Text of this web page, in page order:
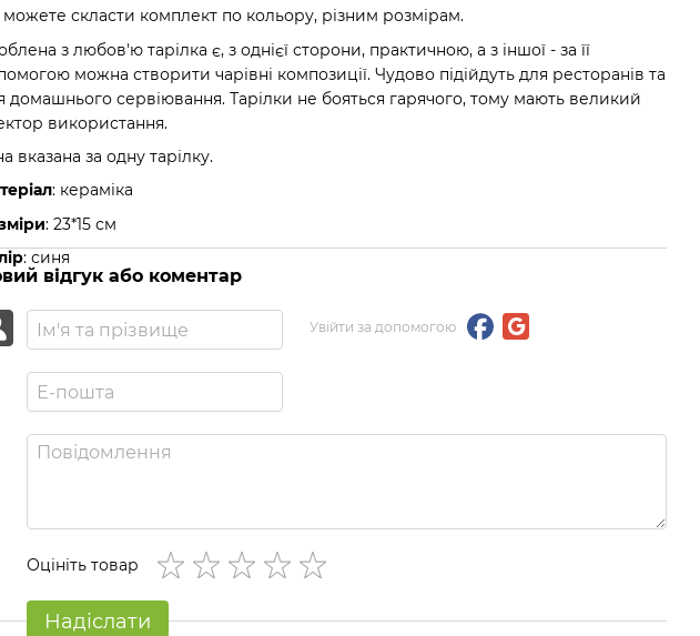
скласти комплект по кольору, різним розмірам.
з любов'ю тарілка є, з однієї сторони, практичною, а з іншої - за її
можна створити чарівні композиції. Чудово підійдуть для ресторанів та
домашнього сервіювання. Тарілки не бояться гарячого, тому мають великий
використання.
вказана за одну тарілку.
: кераміка
: 23*15 см
: синя
відгук або коментар
Увійти за допомогою
Оцініть товар
Надіслати